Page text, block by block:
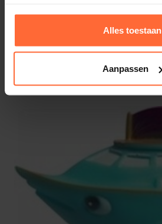
Alles toestaan
Aanpassen
Thermometer Schildpad